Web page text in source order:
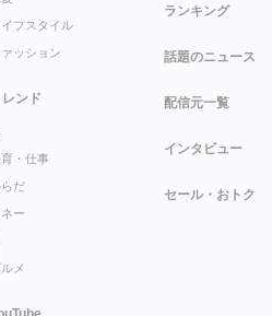
イフスタイル
ァッション
レンド
・仕事
だ
ー
メ
ランキング
話題のニュース
配信元一覧
インタビュー
セール・おトク